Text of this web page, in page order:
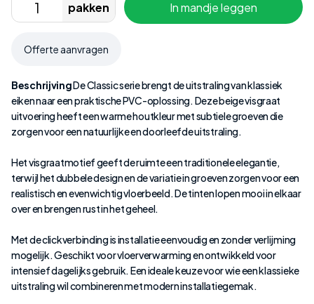
pakken In mandje leggen
Offerte aanvragen
BeschrijvingDe Classic serie brengt de uitstraling van klassiek
eiken naar een praktische PVC-oplossing. Deze beige visgraat
uitvoering heeft een warme houtkleur met subtiele groeven die
zorgen voor een natuurlijke en doorleefde uitstraling.
Het visgraatmotief geeft de ruimte een traditionele elegantie,
terwijl het dubbele design en de variatie in groeven zorgen voor een
realistisch en evenwichtig vloerbeeld. De tinten lopen mooi in elkaar
over en brengen rust in het geheel.
Met de clickverbinding is installatie eenvoudig en zonder verlijming
mogelijk. Geschikt voor vloerverwarming en ontwikkeld voor
intensief dagelijks gebruik. Een ideale keuze voor wie een klassieke
uitstraling wil combineren met modern installatiegemak.